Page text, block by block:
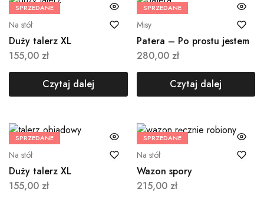
SPRZEDANE
Na stół
Duży talerz XL
155,00 zł
Czytaj dalej
SPRZEDANE
Misy
Patera – Po prostu jestem
280,00 zł
Czytaj dalej
SPRZEDANE
Na stół
Duży talerz XL
155,00 zł
SPRZEDANE
Na stół
Wazon spory
215,00 zł